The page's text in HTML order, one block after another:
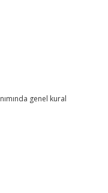
genel kural